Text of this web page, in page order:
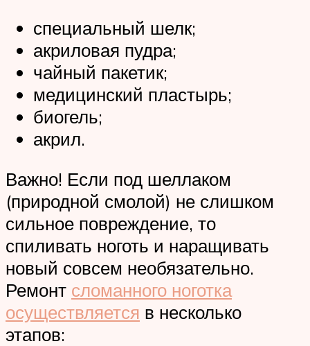
специальный шелк;
акриловая пудра;
чайный пакетик;
медицинский пластырь;
биогель;
акрил.
Важно! Если под шеллаком
(природной смолой) не слишком
сильное повреждение, то
спиливать ноготь и наращивать
новый совсем необязательно.
Ремонт сломанного ноготка
осуществляется в несколько
этапов: